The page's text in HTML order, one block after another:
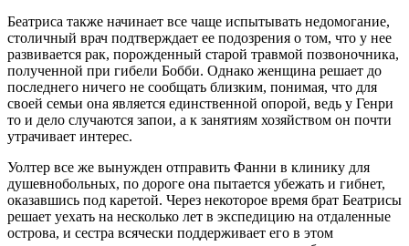
Беатриса также начинает все чаще испытывать недомогание,
столичный врач подтверждает ее подозрения о том, что у нее
развивается рак, порожденный старой травмой позвоночника,
полученной при гибели Бобби. Однако женщина решает до
последнего ничего не сообщать близким, понимая, что для
своей семьи она является единственной опорой, ведь у Генри
то и дело случаются запои, а к занятиям хозяйством он почти
утрачивает интерес.
Уолтер все же вынужден отправить Фанни в клинику для
душевнобольных, по дороге она пытается убежать и гибнет,
оказавшись под каретой. Через некоторое время брат Беатрисы
решает уехать на несколько лет в экспедицию на отдаленные
острова, и сестра всячески поддерживает его в этом